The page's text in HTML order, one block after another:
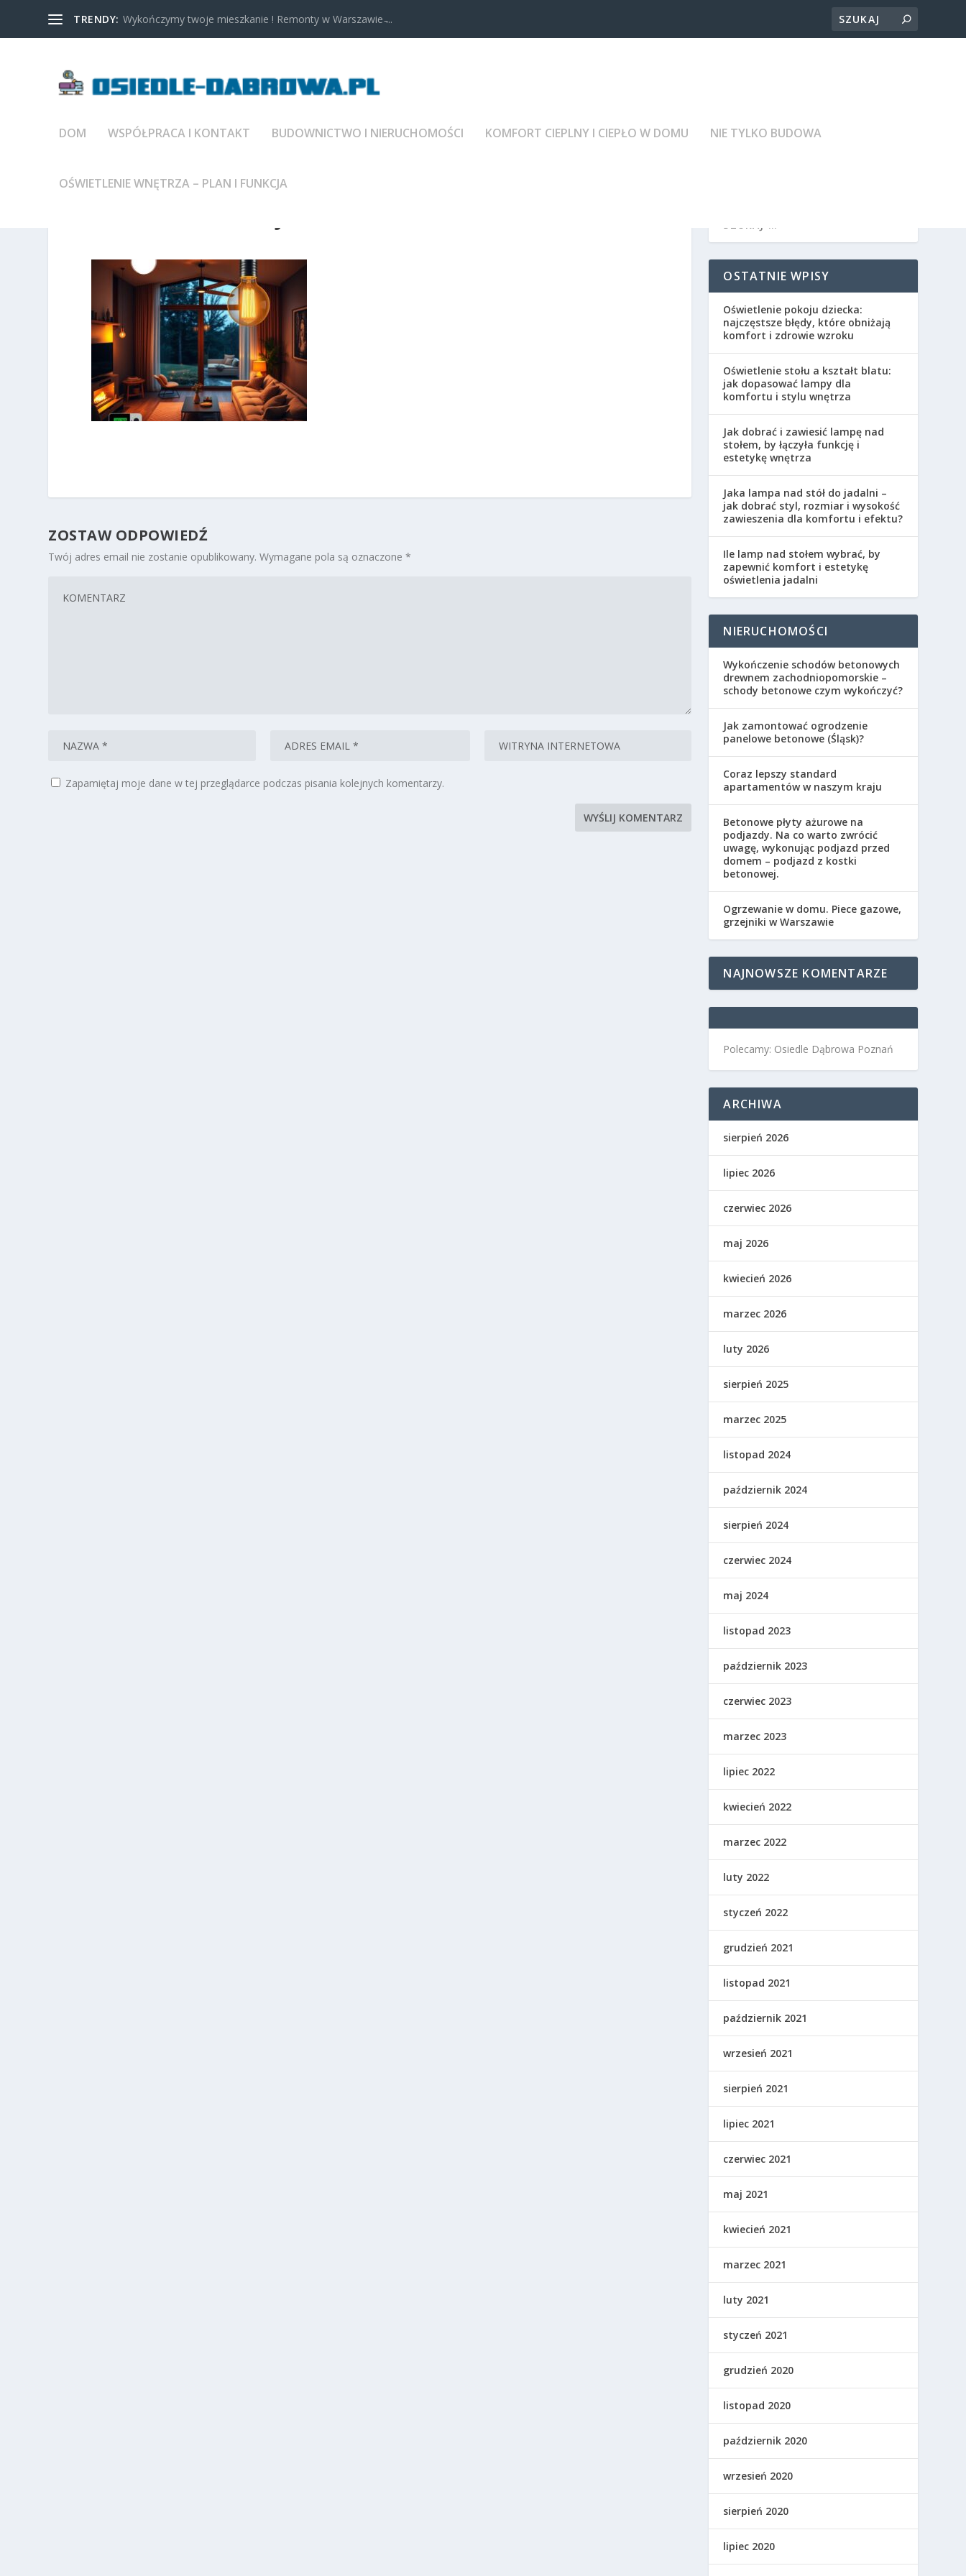
TRENDY: Wykończymy twoje mieszkanie ! Remonty w Warszawie ̵...
DOM WSPÓŁPRACA I KONTAKT BUDOWNICTWO I NIERUCHOMOŚCI KOMFORT CIEPLNY I CIEPŁO W DOMU NIE TYLKO BUDOWA
OŚWIETLENIE WNĘTRZA – PLAN I FUNKCJA
ZOSTAW ODPOWIEDŹ
Twój adres email nie zostanie opublikowany. Wymagane pola są oznaczone*
Zapamiętaj moje dane w tej przeglądarce podczas pisania kolejnych komentarzy.
OSTATNIE WPISY
Oświetlenie pokoju dziecka:
najczęstsze błędy, które obniżają
komfort i zdrowie wzroku
Oświetlenie stołu a kształt blatu:
jak dopasować lampy dla
komfortu i stylu wnętrza
Jak dobrać i zawiesić lampę nad
stołem, by łączyła funkcję i
estetykę wnętrza
Jaka lampa nad stół do jadalni –
jak dobrać styl, rozmiar i wysokość
zawieszenia dla komfortu i efektu?
Ile lamp nad stołem wybrać, by
zapewnić komfort i estetykę
oświetlenia jadalni
NIERUCHOMOŚCI
Wykończenie schodów betonowych
drewnem zachodniopomorskie –
schody betonowe czym wykończyć?
Jak zamontować ogrodzenie
panelowe betonowe (Śląsk)?
Coraz lepszy standard
apartamentów w naszym kraju
Betonowe płyty ażurowe na
podjazdy. Na co warto zwrócić
uwagę, wykonując podjazd przed
domem – podjazd z kostki
betonowej.
Ogrzewanie w domu. Piece gazowe,
grzejniki w Warszawie
NAJNOWSZE KOMENTARZE
Polecamy: Osiedle Dąbrowa Poznań
ARCHIWA
sierpień 2026
lipiec 2026
czerwiec 2026
maj 2026
kwiecień 2026
marzec 2026
luty 2026
sierpień 2025
marzec 2025
listopad 2024
październik 2024
sierpień 2024
czerwiec 2024
maj 2024
listopad 2023
październik 2023
czerwiec 2023
marzec 2023
lipiec 2022
kwiecień 2022
marzec 2022
luty 2022
styczeń 2022
grudzień 2021
listopad 2021
październik 2021
wrzesień 2021
sierpień 2021
lipiec 2021
czerwiec 2021
maj 2021
kwiecień 2021
marzec 2021
luty 2021
styczeń 2021
grudzień 2020
listopad 2020
październik 2020
wrzesień 2020
sierpień 2020
lipiec 2020